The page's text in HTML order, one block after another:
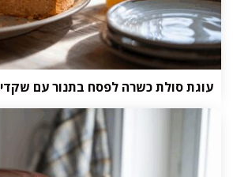
עוגת סולת כשרה לפסח בתנור עם